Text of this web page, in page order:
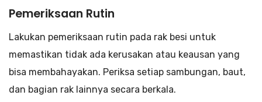
Pemeriksaan Rutin
Lakukan pemeriksaan rutin pada rak besi untuk
memastikan tidak ada kerusakan atau keausan yang
bisa membahayakan. Periksa setiap sambungan, baut,
dan bagian rak lainnya secara berkala.